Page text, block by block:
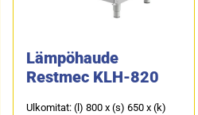
Lämpöhaude
Restmec KLH-820
Ulkomitat: (l) 800 x (s) 650 x (k)